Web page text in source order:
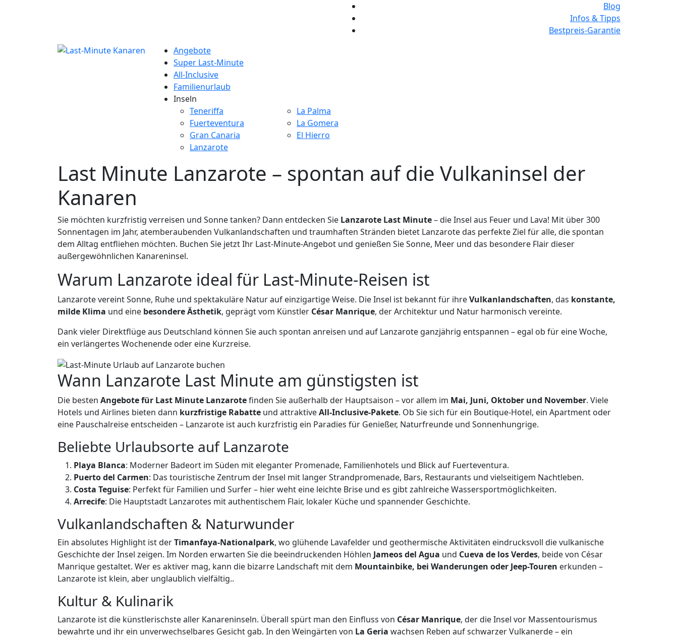
Blog
Infos & Tipps
Bestpreis-Garantie
Angebote
Super Last-Minute
All-Inclusive
Familienurlaub
Inseln
Teneriffa
Fuerteventura
Gran Canaria
Lanzarote
La Palma
La Gomera
El Hierro
Last Minute Lanzarote – spontan auf die Vulkaninsel der
Kanaren
Sie möchten kurzfristig verreisen und Sonne tanken? Dann entdecken Sie Lanzarote Last Minute– die Insel aus Feuer und Lava! Mit über 300
Sonnentagen im Jahr, atemberaubenden Vulkanlandschaften und traumhaften Stränden bietet Lanzarote das perfekte Ziel für alle, die spontan
dem Alltag entfliehen möchten. Buchen Sie jetzt Ihr Last-Minute-Angebot und genießen Sie Sonne, Meer und das besondere Flair dieser
außergewöhnlichen Kanareninsel.
Warum Lanzarote ideal für Last-Minute-Reisen ist
Lanzarote vereint Sonne, Ruhe und spektakuläre Natur auf einzigartige Weise. Die Insel ist bekannt für ihreVulkanlandschaften, das konstante,
milde Klima und eine besondere Ästhetik, geprägt vom Künstler César Manrique, der Architektur und Natur harmonisch vereinte.
Dank vieler Direktflüge aus Deutschland können Sie auch spontan anreisen und auf Lanzarote ganzjährig entspannen – egal ob für eine Woche,
ein verlängertes Wochenende oder eine Kurzreise.
Wann Lanzarote Last Minute am günstigsten ist
Die besten Angebote für Last Minute Lanzarotefinden Sie außerhalb der Hauptsaison – vor allem im Mai, Juni, Oktober und November. Viele
Hotels und Airlines bieten dann kurzfristige Rabatte und attraktiveAll-Inclusive-Pakete. Ob Sie sich für ein Boutique-Hotel, ein Apartment oder
eine Pauschalreise entscheiden – Lanzarote ist auch kurzfristig ein Paradies für Genießer, Naturfreunde und Sonnenhungrige.
Beliebte Urlaubsorte auf Lanzarote
Playa Blanca: Moderner Badeort im Süden mit eleganter Promenade, Familienhotels und Blick auf Fuerteventura.
Puerto del Carmen: Das touristische Zentrum der Insel mit langer Strandpromenade, Bars, Restaurants und vielseitigem Nachtleben.
Costa Teguise: Perfekt für Familien und Surfer – hier weht eine leichte Brise und es gibt zahlreiche Wassersportmöglichkeiten.
Arrecife: Die Hauptstadt Lanzarotes mit authentischem Flair, lokaler Küche und spannender Geschichte.
Vulkanlandschaften & Naturwunder
Ein absolutes Highlight ist derTimanfaya-Nationalpark, wo glühende Lavafelder und geothermische Aktivitäten eindrucksvoll die vulkanische
Geschichte der Insel zeigen. Im Norden erwarten Sie die beeindruckenden Höhlen Jameos del Agua und Cueva de los Verdes, beide von César
Manrique gestaltet. Wer es aktiver mag, kann die bizarre Landschaft mit dem Mountainbike, bei Wanderungen oder Jeep-Touren erkunden –
Lanzarote ist klein, aber unglaublich vielfältig..
Kultur & Kulinarik
Lanzarote ist die künstlerischste aller Kanareninseln. Überall spürt man den Einfluss von César Manrique, der die Insel vor Massentourismus
bewahrte und ihr ein unverwechselbares Gesicht gab. In den Weingärten von La Geria wachsen Reben auf schwarzer Vulkanerde – ein